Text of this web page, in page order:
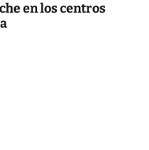
o
en los centros